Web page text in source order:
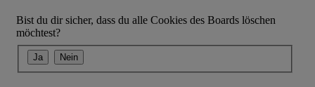
Bist du dir sicher, dass du alle Cookies des Boards löschen
möchtest?